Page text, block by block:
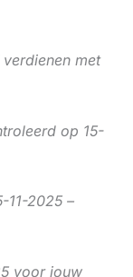
met
op 15-
11-2025 –
voor jouw